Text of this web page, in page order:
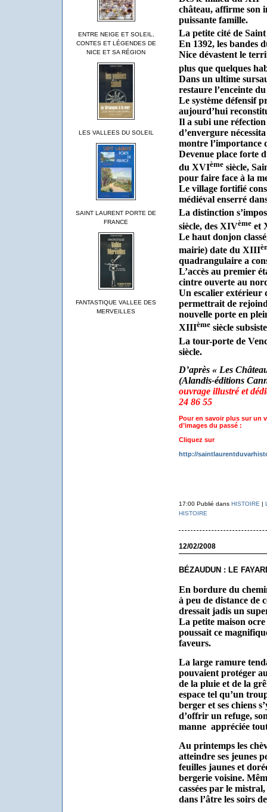
ENTRE NEIGE ET SOLEIL,
CONTES ET LÉGENDES DE
NICE ET SA RÉGION
LES VALLEES DU SOLEIL
SAINT LAURENT PORTE DE
FRANCE
FANTASTIQUE VALLEE DES
MERVEILLES
château, affirme son
puissante famille.
La petite cité de
En 1392, les bandes
Nice dévastent le
plus que quelques
Dans un ultime
restaure l’enceinte
Le système défensif
aujourd’hui
Il a subi une
d’envergure
montre l’importance
Devenue place forte
du XVIèmesiècle,
pour faire face à la
Le village fortifié
médiéval enserré
La distinction
siècle, des XIVèmeet
Le haut donjon
mairie) date du XIII
quadrangulaire a
L’accès au premier
cintre ouverte au
Un escalier extérieur
permettrait de
nouvelle porte en
XIIIèmesiècle
La tour-porte de
siècle.
D’après « Les
(Alandis-éditions
ouvrage illustré et
24 86 55
Pour en savoir plus sur un
d’images du passé :
Cliquez sur
http://
17:00 Publié dans HISTOIRE |
HISTOIRE
12/02/2008
BÉZAUDUN : LE
En bordure du
à peu de distance de
dressait jadis un
La petite maison
poussait ce
faveurs.
La large ramure
pouvaient protéger
de la pluie et de la
espace tel qu’un
berger et ses chiens
d’offrir un refuge,
manne appréciée
Au printemps les
atteindre ses jeunes
feuilles jaunes et
bergerie voisine.
cassées par le
dans l’âtre les soirs